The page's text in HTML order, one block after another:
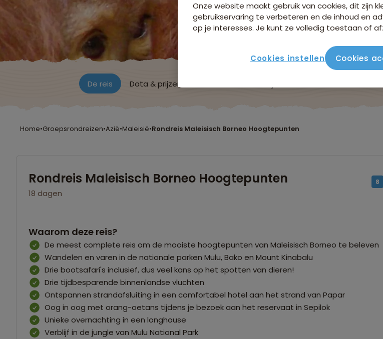
De reis Data & prijzen
Home•Groepsrondreizen•Azië•Maleisië•Rondreis Maleisisch Borneo Hoogtepunten
Rondreis Maleisisch Borneo Hoogtepunten
18 dagen
8
Waarom deze reis?
De meest complete reis om de mooiste hoogtepunten van Maleisisch Borneo te beleven
Wandelen en varen in de nationale parken Mulu, Bako en Mount Kinabalu
Drie bootsafari's inclusief, dus veel kans op het spotten van dieren!
Drie tijdbesparende binnenlandse vluchten
Ontspannen strandafsluiting in een comfortabel hotel aan het strand van Papar
Oog in oog met orang-oetans tijdens je bezoek aan het reservaat in Sepilok
Unieke overnachting in een longhouse
Verblijf in de jungle van Mulu National Park
Onze website maakt gebruik van cookies, dit zijn
gebruikservaring te verbeteren en de inhoud en
op je interesses. Je kunt ze volledig toestaan of
Cookies instellen Cookies